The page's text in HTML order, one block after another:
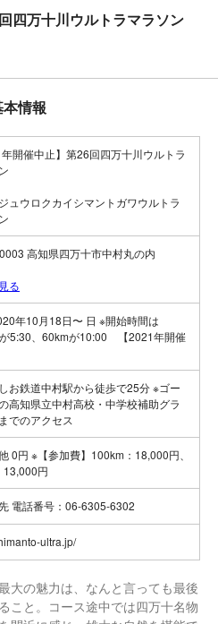
四万十川ウルトラマラソン
情報
年開催中止】第26回四万十川ウルトラ
ュウロクカイシマントガワウルトラ
高知県四万十市中村丸の内
る
年10月18日〜 日 ※開始時間は
5:30、60kmが10:00 【2021年開催
お鉄道中村駅から徒歩で25分 ※ゴー
高知県立中村高校・中学校補助グラ
でのアクセス
0円 ※【参加費】100km：18,000円、
13,000円
電話番号：06-6305-6302
ultra.jp/
大の魅力は、なんと言っても最後
こと。コース途中では四万十名物